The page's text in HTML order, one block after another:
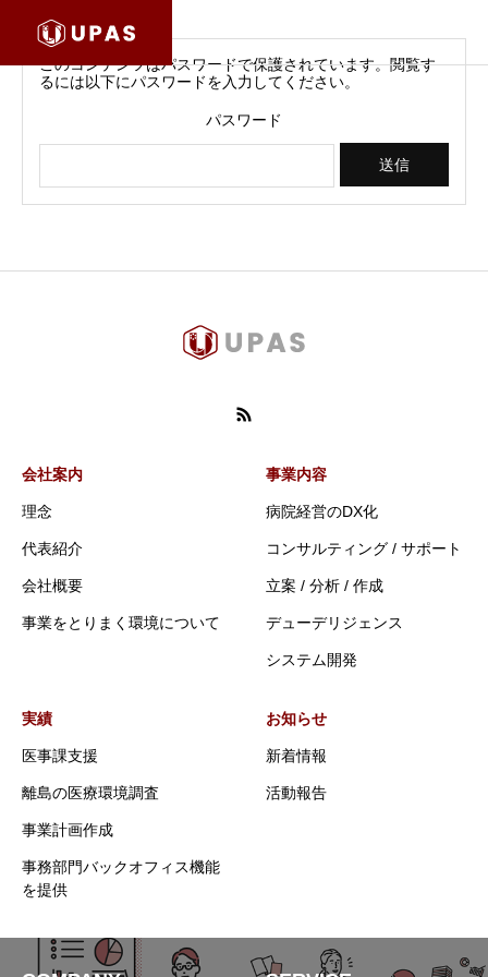
このコンテンツはパスワードで保護されています。閲覧す
るには以下にパスワードを入力してください。
パスワード
会社案内
理念
代表紹介
会社概要
事業をとりまく環境について
事業内容
病院経営のDX化
コンサルティング / サポート
立案 / 分析 / 作成
デューデリジェンス
システム開発
実績
医事課支援
離島の医療環境調査
事業計画作成
事務部門バックオフィス機能
を提供
お知らせ
新着情報
活動報告